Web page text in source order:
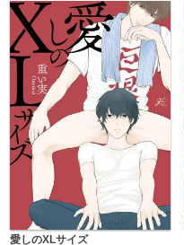
愛しのXLサイズ